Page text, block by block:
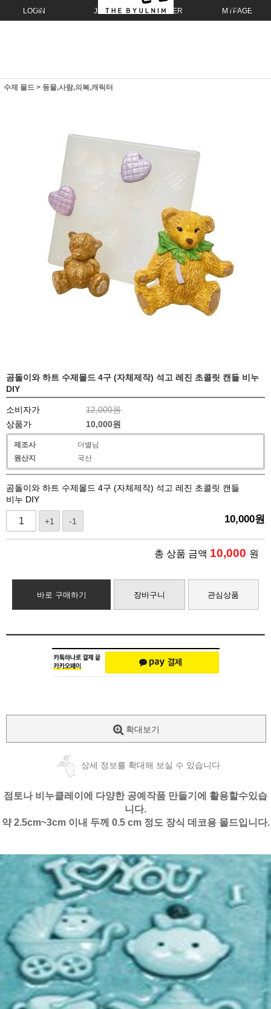
LOGIN JOIN ORDER MYPAGE
수제 몰드 > 동물,사람,의복,캐릭터
곰돌이와 하트 수제몰드 4구 (자체제작) 석고 레진 초콜릿 캔들 비누
DIY
소비자가
12,000원
상품가
10,000원
제조사
더별님
원산지
국산
곰돌이와 하트 수제몰드 4구 (자체제작) 석고 레진 초콜릿 캔들
비누 DIY
+1 -1 10,000원
총 상품 금액 10,000 원
바로 구매하기 장바구니 관심상품
확대보기
상세 정보를 확대해 보실 수 있습니다
점토나 비누클레이에 다양한 공예작품 만들기에 활용할수있습
니다.
약 2.5cm~3cm 이내 두께 0.5 cm 정도 장식 데코용 몰드입니다.